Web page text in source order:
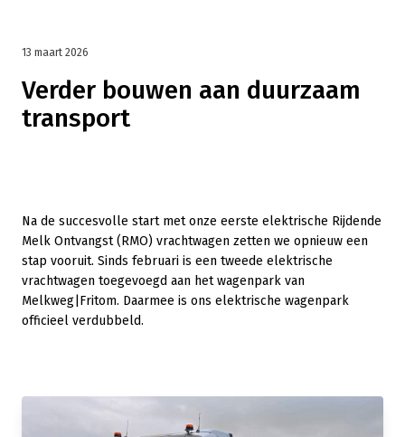
Verder bouwen aan duurzaam
transport
13 maart 2026
Na de succesvolle start met onze eerste elektrische Rijdende
Melk Ontvangst (RMO) vrachtwagen zetten we opnieuw een
stap vooruit. Sinds februari is een tweede elektrische
vrachtwagen toegevoegd aan het wagenpark van
Melkweg|Fritom. Daarmee is ons elektrische wagenpark
officieel verdubbeld.